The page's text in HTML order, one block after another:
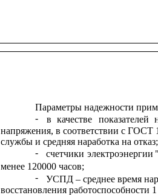
Параметры надежности
-
в качестве показателей
напряжения, в соответствии с
службы и средняя наработка на отказ;
-
счетчики электроэнергии
менее 120000 часов;
-
УСПД – среднее время
восстановления работоспособности 1